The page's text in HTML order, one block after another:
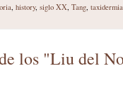
history, siglo XX Tang taxidermia
los "Liu del